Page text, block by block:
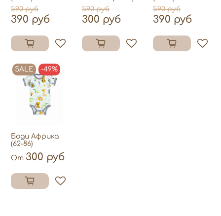
590 руб
390 руб
590 руб
300 руб
590 руб
390 руб
SALE -49%
Боди Африка
(62-86)
От 300 руб